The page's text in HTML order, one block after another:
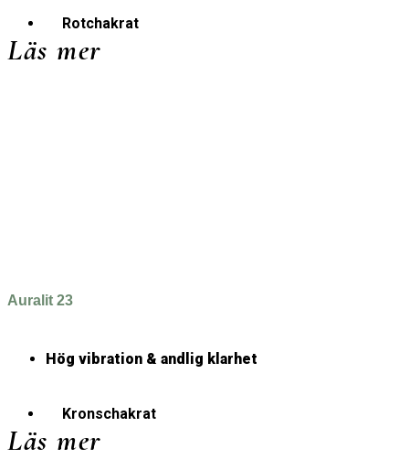
Rotchakrat
Läs mer
Auralit 23
Hög vibration & andlig klarhet
Kronschakrat
Läs mer